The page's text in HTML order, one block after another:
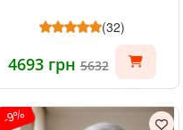
(32)
4693 грн5632
-9%